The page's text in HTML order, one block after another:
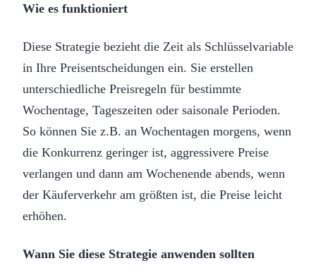
Wie es funktioniert
Diese Strategie bezieht die Zeit als Schlüsselvariable
in Ihre Preisentscheidungen ein. Sie erstellen
unterschiedliche Preisregeln für bestimmte
Wochentage, Tageszeiten oder saisonale Perioden.
So können Sie z.B. an Wochentagen morgens, wenn
die Konkurrenz geringer ist, aggressivere Preise
verlangen und dann am Wochenende abends, wenn
der Käuferverkehr am größten ist, die Preise leicht
erhöhen.
Wann Sie diese Strategie anwenden sollten